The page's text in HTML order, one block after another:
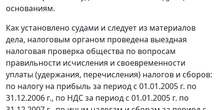
основаниям.
Как установлено судами и следует из материалов
дела, налоговым органом проведена выездная
налоговая проверка общества по вопросам
правильности исчисления и своевременности
уплаты (удержания, перечисления) налогов и сборов:
по налогу на прибыль за период с 01.01.2005 г. по
31.12.2006 г., по НДС за период с 01.01.2005 г. по